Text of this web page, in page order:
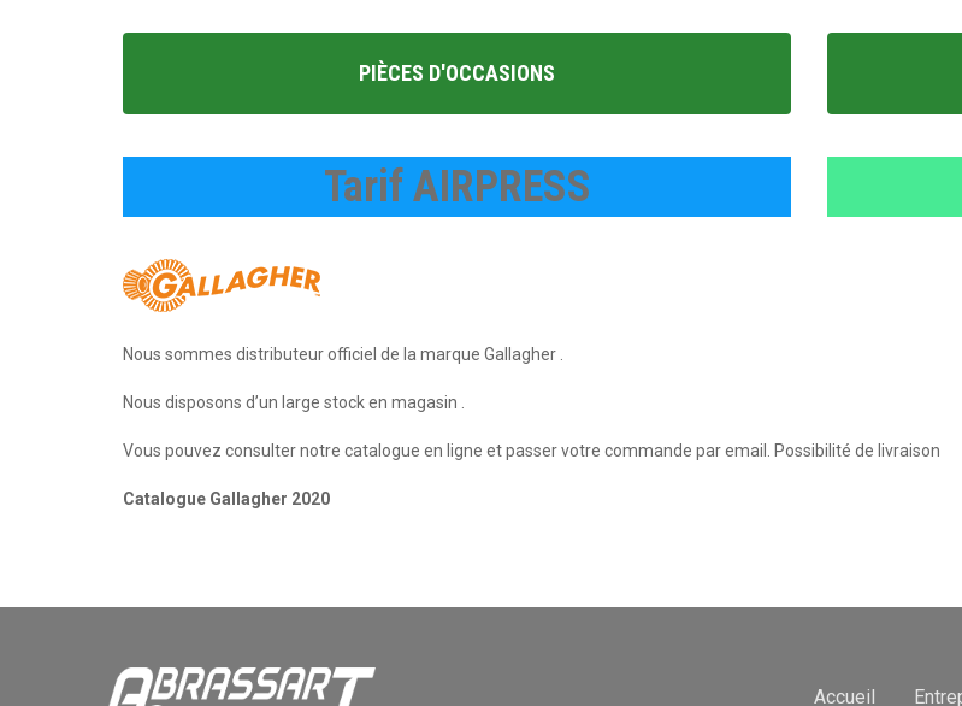
PIÈCES D'OCCASIONS
Tarif AIRPRESS
Nous sommes distributeur officiel de la marque Gallagher .
Nous disposons d’un large stock en magasin .
Vous pouvez consulter notre catalogue en ligne et passer votre commande par email. Possibilité de livraison
Catalogue Gallagher 2020
Accueil